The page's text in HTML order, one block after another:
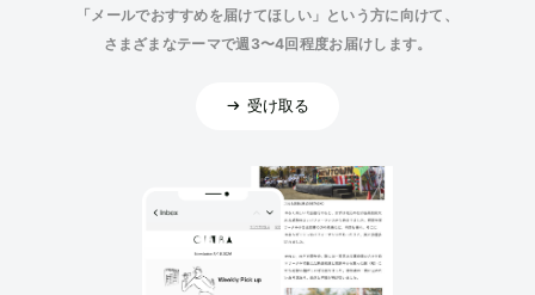
「メールでおすすめを届けてほしい」という方に向けて、
さまざまなテーマで週3〜4回程度お届けします。
受け取る